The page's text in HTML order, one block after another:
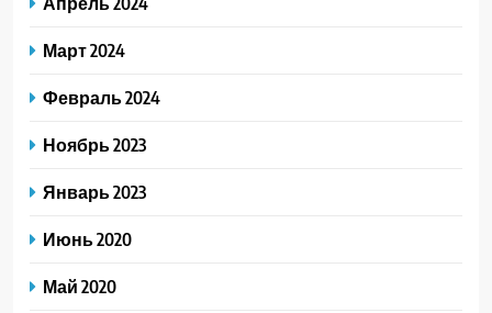
Март 2024
Февраль 2024
Ноябрь 2023
Январь 2023
Июнь 2020
Май 2020